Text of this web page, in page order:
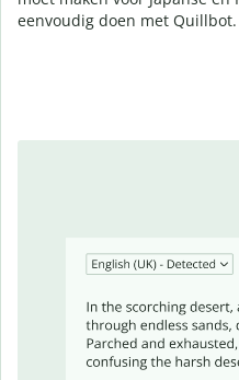
eenvoudig doen met Quillbot.